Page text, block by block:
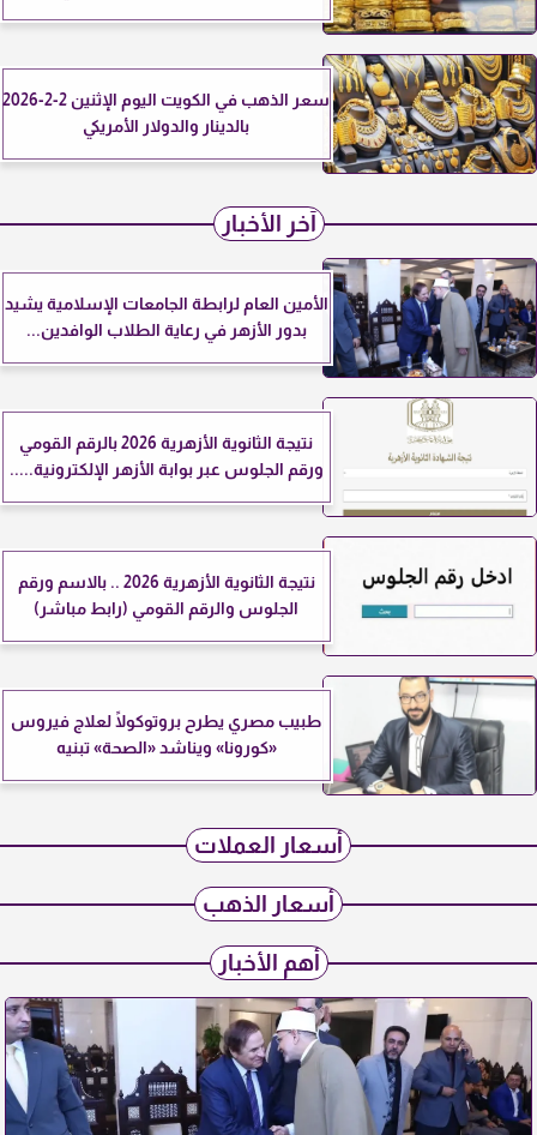
سعر الذهب في الكويت اليوم الإثنين 2-2-2026
بالدينار والدولار الأمريكي
آخر الأخبار
الأمين العام لرابطة الجامعات الإسلامية يشيد
بدور الأزهر في رعاية الطلاب الوافدين...
نتيجة الثانوية الأزهرية 2026 بالرقم القومي
ورقم الجلوس عبر بوابة الأزهر الإلكترونية.....
نتيجة الثانوية الأزهرية 2026 .. بالاسم ورقم
الجلوس والرقم القومي (رابط مباشر)
طبيب مصري يطرح بروتوكولًا لعلاج فيروس
«كورونا» ويناشد «الصحة» تبنيه
أسعار العملات
أسعار الذهب
أهم الأخبار